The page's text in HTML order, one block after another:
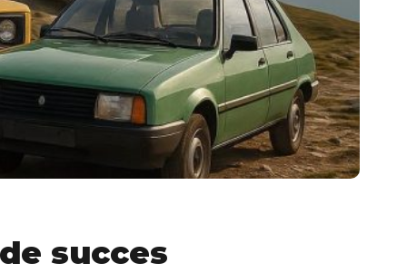
succes